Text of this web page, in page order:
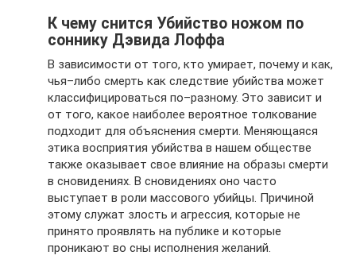
К чему снится Убийство ножом по
соннику Дэвида Лоффа
В зависимости от того, кто умирает, почему и как,
чья–либо смерть как следствие убийства может
классифицироваться по–разному. Это зависит и
от того, какое наиболее вероятное толкование
подходит для объяснения смерти. Меняющаяся
этика восприятия убийства в нашем обществе
также оказывает свое влияние на образы смерти
в сновидениях. В сновидениях оно часто
выступает в роли массового убийцы. Причиной
этому служат злость и агрессия, которые не
принято проявлять на публике и которые
проникают во сны исполнения желаний.